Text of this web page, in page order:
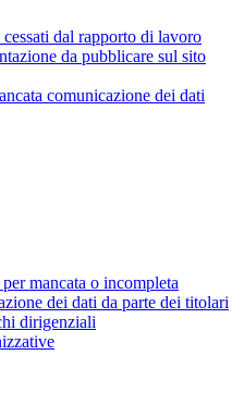
dal rapporto di lavoro
da pubblicare sul sito
comunicazione dei dati
mancata o incompleta
dei dati da parte dei titolari
dirigenziali